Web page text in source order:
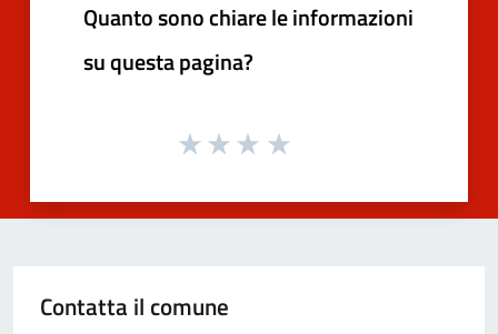
Quanto sono chiare le informazioni
su questa pagina?
Contatta il comune